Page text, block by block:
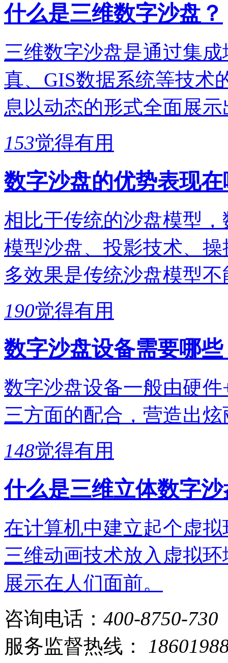
什么是三维数字沙盘？
三维数字沙盘是通过集
真、GIS数据系统等技术
息以动态的形式全面展示
153觉得有用
数字沙盘的优势表现
相比于传统的沙盘模型
模型沙盘、投影技术、
多效果是传统沙盘模型
190觉得有用
数字沙盘设备需要哪些
数字沙盘设备一般由硬
三方面的配合，营造出
148觉得有用
什么是三维立体数字
在计算机中建立起个虚
三维动画技术放入虚拟
展示在人们面前。
咨询电话： 400-8750-730
服务监督热线：